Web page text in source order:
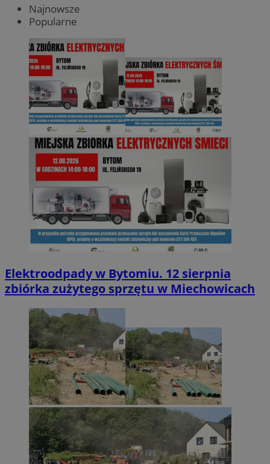
Najnowsze
Popularne
Elektroodpady w Bytomiu. 12 sierpnia
zbiórka zużytego sprzętu w Miechowicach